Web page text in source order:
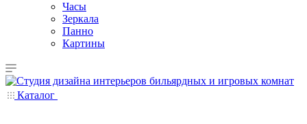
Часы
Зеркала
Панно
Картины
Каталог